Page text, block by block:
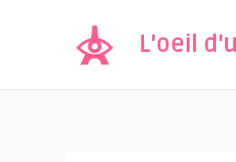
L'oeil